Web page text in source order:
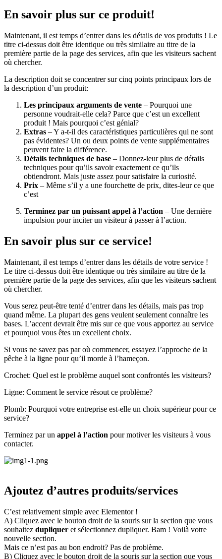
En savoir plus sur ce produit!
Maintenant, il est temps d’entrer dans les détails de vos produits ! Le
titre ci-dessus doit être identique ou très similaire au titre de la
première partie de la page des services, afin que les visiteurs sachent
où chercher.
La description doit se concentrer sur cinq points principaux lors de
la description d’un produit:
Les principaux arguments de vente – Pourquoi une
personne voudrait-elle cela? Parce que c’est un excellent
produit ! Mais pourquoi c’est génial?
Extras – Y a-t-il des caractéristiques particulières qui ne sont
pas évidentes? Un ou deux points de vente supplémentaires
peuvent faire la différence.
Détails techniques de base – Donnez-leur plus de détails
techniques pour qu’ils savoir exactement ce qu’ils
obtiendront. Mais juste assez pour satisfaire la curiosité.
Prix – Même s’il y a une fourchette de prix, dites-leur ce que
c’est
Terminez par un puissant appel à l’action – Une dernière
impulsion pour inciter un visiteur à passer à l’action.
En savoir plus sur ce service!
Maintenant, il est temps d’entrer dans les détails de votre service !
Le titre ci-dessus doit être identique ou très similaire au titre de la
première partie de la page des services, afin que les visiteurs sachent
où chercher.
Vous serez peut-être tenté d’entrer dans les détails, mais pas trop
quand même. La plupart des gens veulent seulement connaître les
bases. L’accent devrait être mis sur ce que vous apportez au service
et pourquoi vous êtes un excellent choix.
Si vous ne savez pas par où commencer, essayez l’approche de la
pêche à la ligne pour qu’il morde à l’hameçon.
Crochet: Quel est le problème auquel sont confrontés les visiteurs?
Ligne: Comment le service résout ce problème?
Plomb: Pourquoi votre entreprise est-elle un choix supérieur pour ce
service?
Terminez par un appel à l’action pour motiver les visiteurs à vous
contacter.
Ajoutez d’autres produits/services
C’est relativement simple avec Elementor !
A) Cliquez avec le bouton droit de la souris sur la section que vous
souhaitez dupliquer et sélectionnez dupliquer. Bam ! Voilà votre
nouvelle section.
Mais ce n’est pas au bon endroit? Pas de problème.
B) Cliquez avec le bouton droit de la souris sur la section que vous